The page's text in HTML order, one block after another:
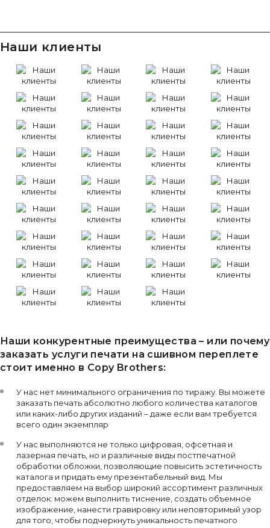
Наши клиенты
Наши конкурентные преимущества – или почему
заказать услуги печати на сшивном переплете
стоит именно в Copy Brothers:
У нас нет минимального ограничения по тиражу. Вы можете
заказать печать абсолютно любого количества каталогов
или каких-либо других изданий – даже если вам требуется
всего один экземпляр
У нас выполняются не только цифровая, офсетная и
лазерная печать, но и различные виды постпечатной
обработки обложки, позволяющие повысить эстетичность
каталога и придать ему презентабельный вид. Мы
предоставляем на выбор широкий ассортимент различных
отделок: можем выполнить тиснение, создать объемное
изображение, нанести гравировку или неповторимый узор
для того, чтобы подчеркнуть уникальность печатного